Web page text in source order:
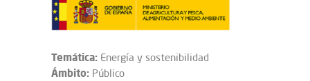
Temática: Energía y sostenibilidad
Ámbito: Público